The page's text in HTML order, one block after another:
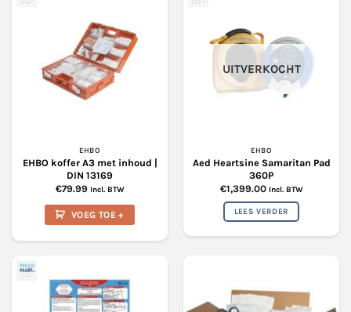
EHBO
EHBO koffer A3 met inhoud |
DIN 13169
€79.99 Incl. BTW
VOEG TOE +
UITVERKOCHT
EHBO
Aed Heartsine Samaritan Pad
360P
€1,399.00 Incl. BTW
LEES VERDER